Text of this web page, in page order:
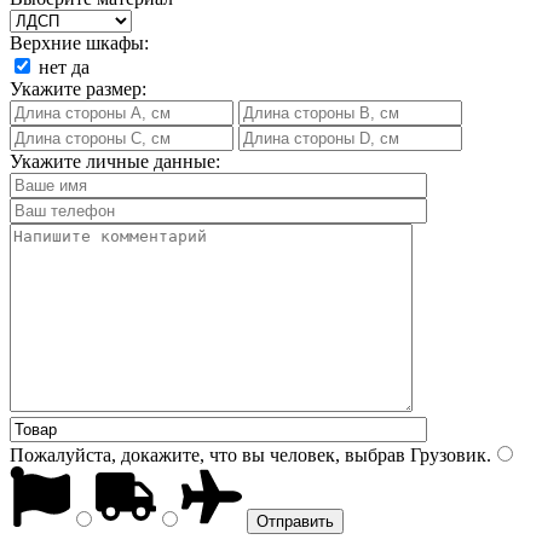
Верхние шкафы:
нет да
Укажите размер:
Укажите личные данные:
Пожалуйста, докажите, что вы человек, выбрав Грузовик.